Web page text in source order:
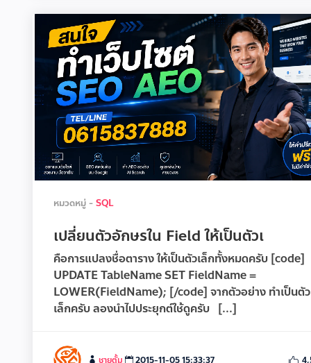
หมวดหมู่ - SQL
เปลี่ยนตัวอักษรใน Field ให้เป็นตัวเ
คือการแปลงชื่อตาราง ให้เป็นตัวเล็กทั้งหมดครับ [code]
UPDATE TableName SET FieldName =
LOWER(FieldName); [/code] จากตัวอย่าง ทำเป็นตัว
เล็กครับ ลองนำไปประยุกต์ใช้ดูครับ [...]
ชายตั้ม 2015-11-05 15:33:37